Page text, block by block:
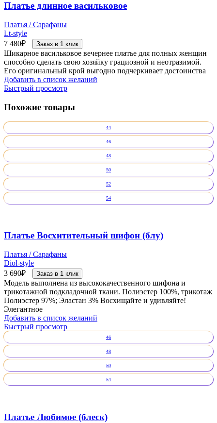
Платье длинное васильковое
Платья / Сарафаны
Lt-style
7 480₽ Заказ в 1 клик
Шикарное васильковое вечернее платье для полных женщин
способно сделать свою хозяйку грациозной и неотразимой.
Его оригинальный крой выгодно подчеркивает достоинства
Добавить в список желаний
Быстрый просмотр
Похожие товары
44
46
48
50
52
54
Платье Восхитительный шифон (блу)
Платья / Сарафаны
Diol-style
3 690₽ Заказ в 1 клик
Модель выполнена из высококачественного шифона и
трикотажной подкладочной ткани. Полиэстер 100%, трикотаж
Полиэстер 97%; Эластан 3% Восхищайте и удивляйте!
Элегантное
Добавить в список желаний
Быстрый просмотр
46
48
50
54
Платье Любимое (блеск)